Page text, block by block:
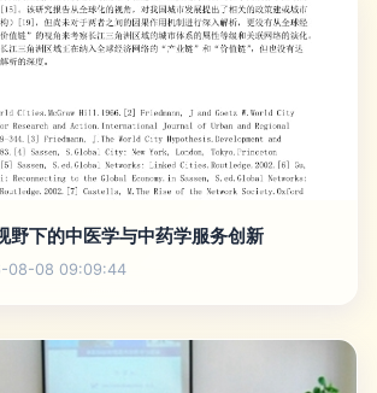
野下的中医学与中药学服务创新
08-08 09:09:44